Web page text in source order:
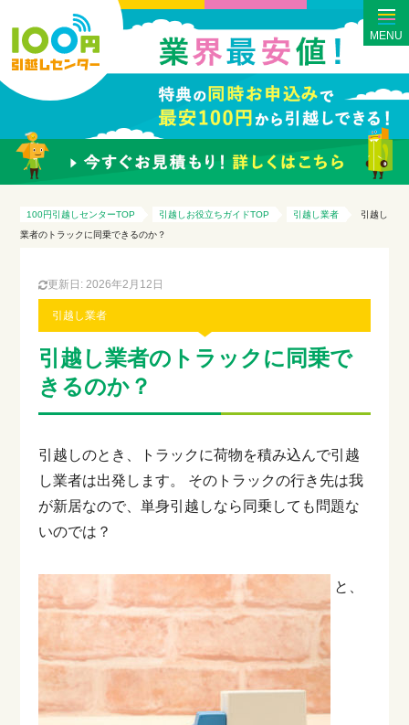
MENU
100円引越しセンターTOP 引越しお役立ちガイドTOP 引越し業者
引越し
業者のトラックに同乗できるのか？
引越し業者
更新日: 2026年2月12日
引越し業者のトラックに同乗で
きるのか？
引越しのとき、トラックに荷物を積み込んで引越
し業者は出発します。
そのトラックの行き先は我
が新居なので、単身引越しなら同乗しても問題な
いのでは？
と、